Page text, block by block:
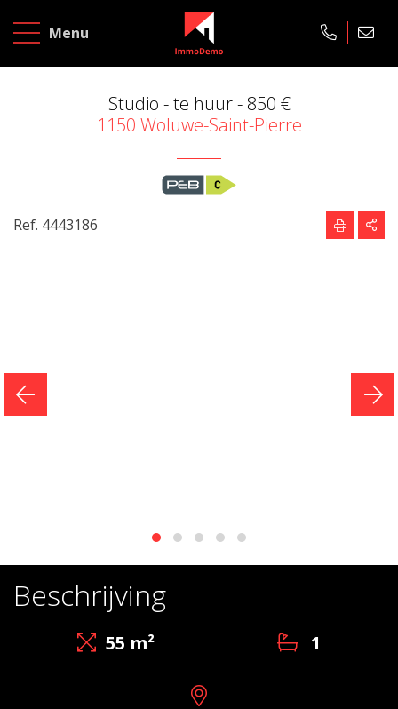
Menu
Home
Te
Nieuwbouw
Studio - te huur - 850 €
1150 Woluwe-Saint-Pierre
Beschrijving
55 m² 1
Ref. 4443186